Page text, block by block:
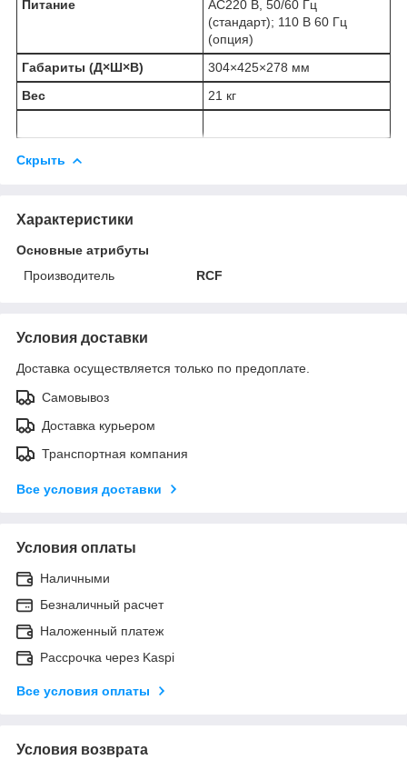
Питание
AC220 В, 50/60 Гц
(стандарт); 110 В 60 Гц
(опция)
Габариты (Д×Ш×В)
304×425×278 мм
Вес
21 кг
Скрыть
Характеристики
Основные атрибуты
Производитель
RCF
Условия доставки
Доставка осуществляется только по предоплате.
Самовывоз
Доставка курьером
Транспортная компания
Все условия доставки
Условия оплаты
Наличными
Безналичный расчет
Наложенный платеж
Рассрочка через Kaspi
Все условия оплаты
Условия возврата